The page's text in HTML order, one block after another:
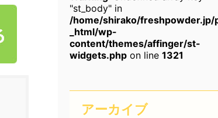
"st_body" in
/home/shirako/freshpowder.jp/
_html/wp-
content/themes/affinger/st-
widgets.php on line 1321
アーカイブ